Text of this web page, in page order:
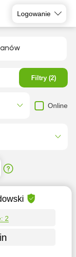
Logowanie
2
Filtry (2)
Online